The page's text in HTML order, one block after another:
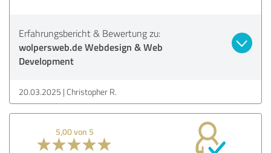
Erfahrungsbericht & Bewertung zu:
wolpersweb.de Webdesign & Web
Development
20.03.2025 Christopher R.
5,00 von 5